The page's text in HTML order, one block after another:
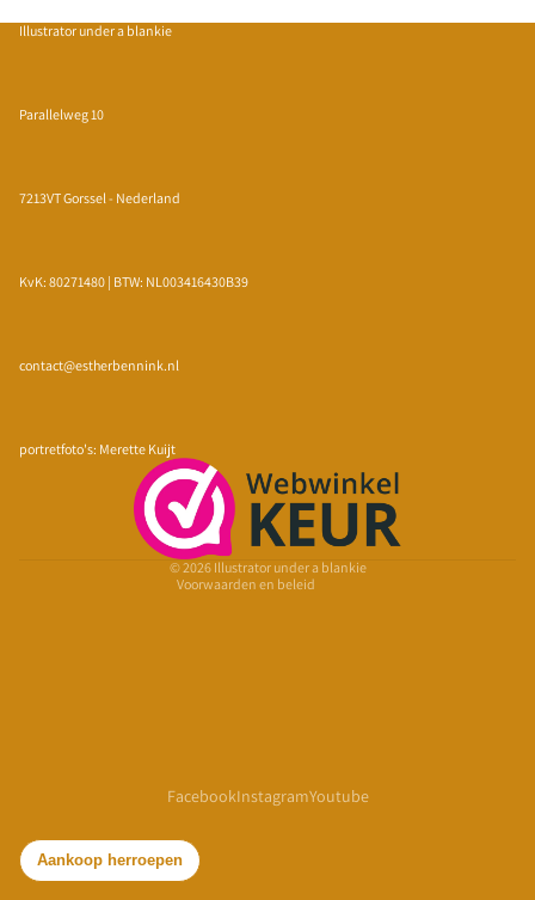
Illustrator under a blankie
Parallelweg 10
7213VT Gorssel - Nederland
KvK: 80271480 | BTW: NL003416430B39
contact@estherbennink.nl
portretfoto's: Merette Kuijt
© 2026 Illustrator under a blankie
Voorwaarden en beleid
Terugbetalingsbeleid
Algemene voorwaarden
Verzendbeleid
Contactgegevens
FacebookInstagramYoutube